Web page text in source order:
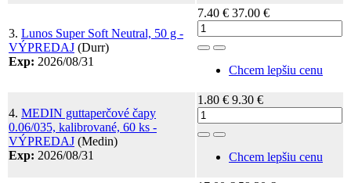
3. Lunos Super Soft Neutral, 50 g -
VÝPREDAJ (Durr)
Exp: 2026/08/31
7.40 € 37.00 €
Toggle Dropdown
Chcem lepšiu cenu
4. MEDIN guttaperčové čapy
0.06/035, kalibrované, 60 ks -
VÝPREDAJ (Medin)
Exp: 2026/08/31
1.80 € 9.30 €
Toggle Dropdown
Chcem lepšiu cenu